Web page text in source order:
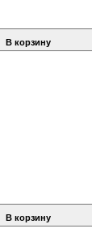
В корзину
В корзину